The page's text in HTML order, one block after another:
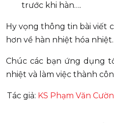
trước khi hàn….
Hy vọng thông tin bài viết
hơn về hàn nhiệt hóa nhiệt.
Chúc các bạn ứng dụng
nhiệt và làm việc thành
Tác giả: KS Phạm Văn